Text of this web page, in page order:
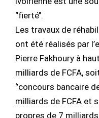
‘’fierté’’.
Les travaux de
ont été réalisés par
Pierre Fakhoury à
milliards de FCFA,
‘’concours bancaire
milliards de FCFA et
propres de 7 milliards